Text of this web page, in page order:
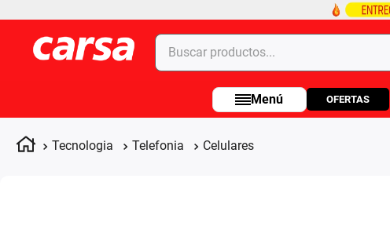
Buscar productos...
OFERTAS
Tecnologia Telefonia Celulares
Términos más buscados